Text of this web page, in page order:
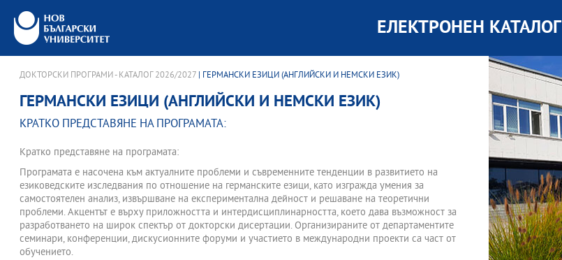
ЕЛЕКТРОНЕН КАТАЛОГ
ДОКТОРСКИ ПРОГРАМИ - КАТАЛОГ 2026/2027 | ГЕРМАНСКИ ЕЗИЦИ (АНГЛИЙСКИ И НЕМСКИ ЕЗИК)
ГЕРМАНСКИ ЕЗИЦИ (АНГЛИЙСКИ И НЕМСКИ ЕЗИК)
КРАТКО ПРЕДСТАВЯНЕ НА ПРОГРАМАТА:
Кратко представяне на програмата:
Програмата е насочена към актуалните проблеми и съвременните тенденции в развитието на
езиковедските изследвания по отношение на германските езици, като изгражда умения за
самостоятелен анализ, извършване на експериментална дейност и решаване на теоретични
проблеми. Акцентът е върху приложността и интердисциплинарността, което дава възможност за
разработването на широк спектър от докторски дисертации. Организираните от департаментите
семинари, конференции, дискусионните форуми и участието в международни проекти са част от
обучението.